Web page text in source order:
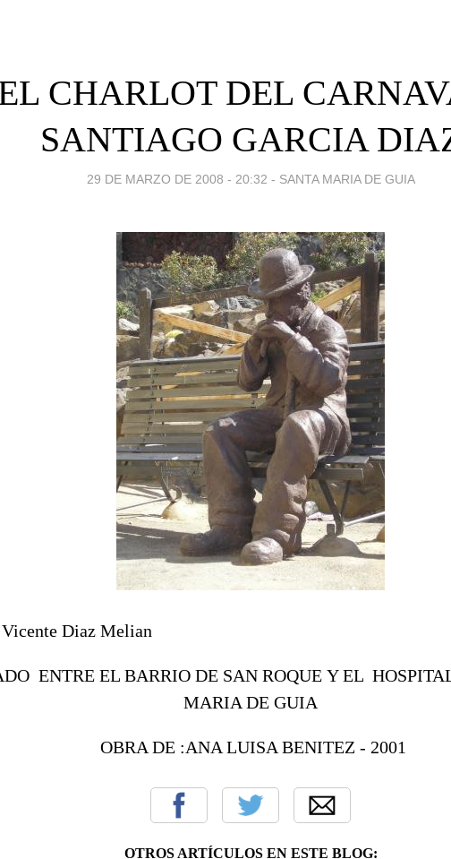
CHARLOT DEL
SANTIAGO GARCIA
29 DE MARZO DE 2008 - 20:32 - SANTA MARIA DE GUIA
Diaz Melian
ENTRE EL BARRIO DE SAN ROQUE Y EL
MARIA DE GUIA
OBRA DE :ANA LUISA BENITEZ - 2001
OTROS ARTÍCULOS EN ESTE BLOG: